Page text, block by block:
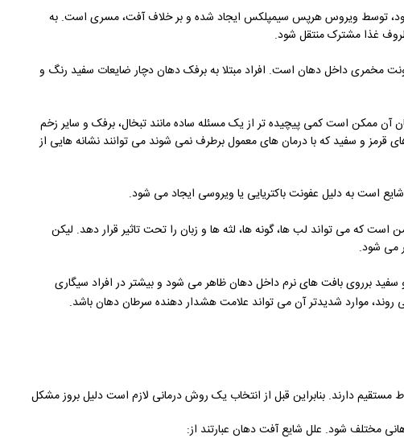
شود، توسط ویروس هرپس سیمپلکس ایجاد شده و بر خلاف آفت، مسری است. به
غذا مشترک منتقل شود.
مخمری داخل دهان است. افراد مبتلا به برفک دهان دچار ضایعات سفید رنگ و
آن ممکن است کمی پیچیده تر از یک مسئله ساده مانند تبخال، برفک و سایر زخم
و سفید که با درمان های معمول برطرف نمی شوند می توانند نشانه هایی از
است به دلیل عفونت باکتریایی یا ویروسی ایجاد می شود.
است که می تواند لب ها، گونه ها، لثه ها و زبان را تحت تاثیر قرار دهد. لیکن
می شود.
برروی بافت های نرم داخل دهان ظاهر می شود و بیشتر در افراد سیگاری
روند، موارد شدیدتر آن می تواند علامت هشدار دهنده سرطان دهان باشد.
مستقیم دارند. بنابراین قبل از انتخاب یک روش درمانی لازم است دلیل بروز مشکل
مختلف شود. علل شایع آفت دهان عبارتند از: